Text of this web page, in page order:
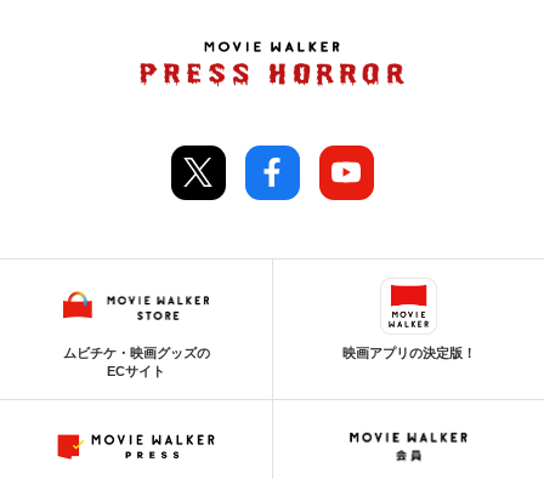
ムビチケ・映画グッズの
ECサイト
映画アプリの決定版！